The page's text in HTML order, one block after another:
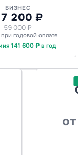
БИЗНЕС
200 ₽
59 000 ₽
годовой оплате
141 600 ₽ в год